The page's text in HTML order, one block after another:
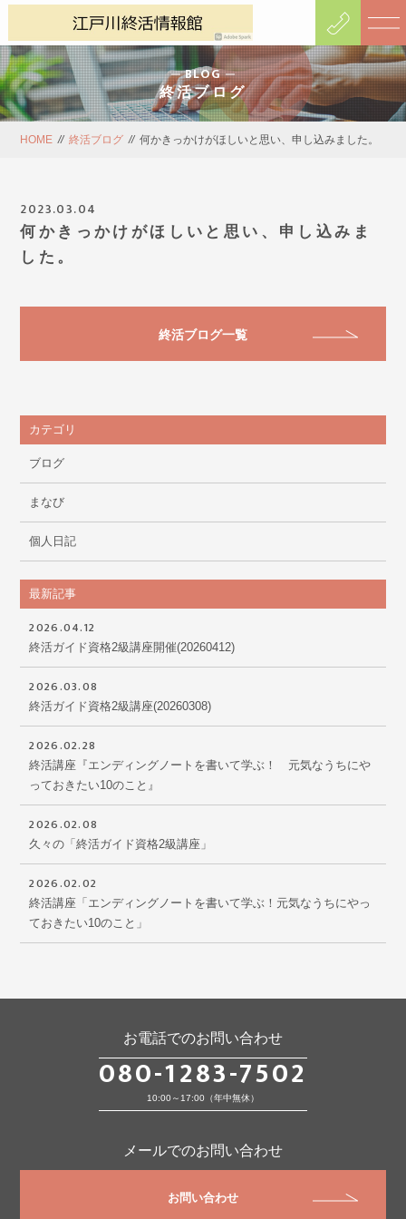
BLOG
終活ブログ
HOME // 終活ブログ // 何かきっかけがほしいと思い、申し込みました。
2023.03.04
何かきっかけがほしいと思い、申し込みま
した。
終活ブログ一覧
カテゴリ
ブログ
まなび
個人日記
最新記事
2026.04.12
終活ガイド資格2級講座開催(20260412)
2026.03.08
終活ガイド資格2級講座(20260308)
2026.02.28
終活講座『エンディングノートを書いて学ぶ！ 元気なうちにや
っておきたい10のこと』
2026.02.08
久々の「終活ガイド資格2級講座」
2026.02.02
終活講座「エンディングノートを書いて学ぶ！元気なうちにやっ
ておきたい10のこと」
お電話でのお問い合わせ
080-1283-7502
10:00～17:00（年中無休）
メールでのお問い合わせ
お問い合わせ